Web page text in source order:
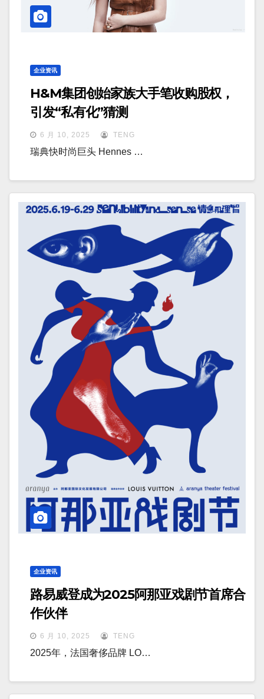
企业资讯
H&M集团创始家族大手笔收购股权，
引发“私有化”猜测
6 月 10, 2025 TENG
瑞典快时尚巨头 Hennes …
企业资讯
路易威登成为2025阿那亚戏剧节首席合
作伙伴
6 月 10, 2025 TENG
2025年，法国奢侈品牌 LO…